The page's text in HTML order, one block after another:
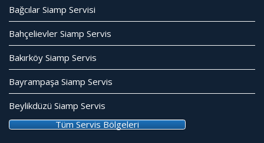
Bağcılar Siamp Servisi
Bahçelievler Siamp Servis
Bakırköy Siamp Servis
Bayrampaşa Siamp Servis
Beylikdüzü Siamp Servis
Tüm Servis Bölgeleri